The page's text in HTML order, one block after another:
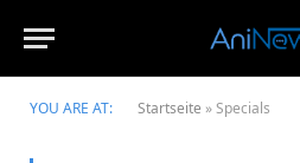
YOU ARE AT: Startseite »Specials